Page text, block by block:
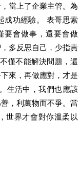
當上了企業主管。為
成功經驗。 表哥思索
要會做事，還要會做
多反思自己，少指責
僅不能解決問題，還
來，再做應對，才是
生活中，我們也應該
，利萬物而不爭。當
世界才會對你溫柔以